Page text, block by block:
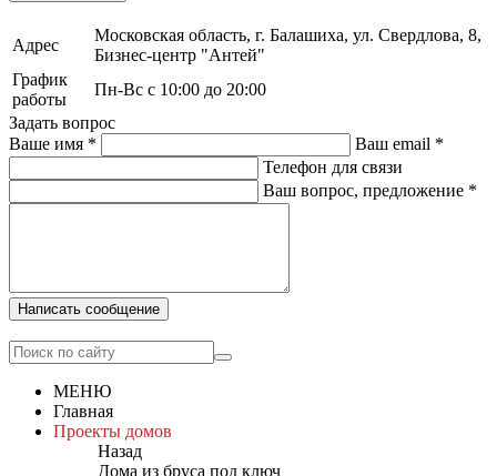
Адрес
Московская область, г. Балашиха, ул. Свердлова, 8,
Бизнес-центр "Антей"
График
работы
Пн-Вс с 10:00 до 20:00
Задать вопрос
Ваше имя * Ваш email *
Телефон для связи
Ваш вопрос, предложение *
Написать сообщение
МЕНЮ
Главная
Проекты домов
Назад
Дома из бруса под ключ